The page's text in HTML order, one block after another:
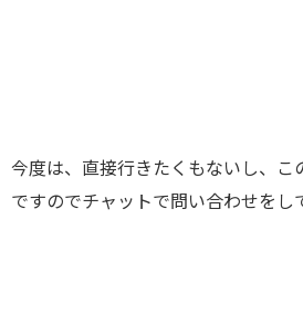
今度は、直接行きたくもないし、こ
ですのでチャットで問い合わせをし